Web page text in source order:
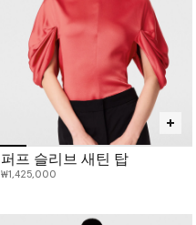
퍼프 슬리브 새틴 탑
₩1,425,000